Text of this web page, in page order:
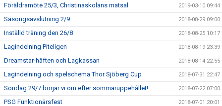
Föräldramöte 25/3, Christinaskolans matsal 2019-03-10 09:44
Säsongsavslutning 2/9 2018-08-29 09:00
Inställd träning den 26/8 2018-08-25 10:17
Lagindelning Piteligen 2018-08-19 23:39
Dreamstar-häften och Lagkassan 2018-08-14 22:55
Lagindelning och spelschema Thor Sjöberg Cup 2018-07-31 22:47
Söndag 29/7 börjar vi om efter sommaruppehållet! 2018-07-22 07:00
PSG Funktionärsfest 2018-07-01 20:01